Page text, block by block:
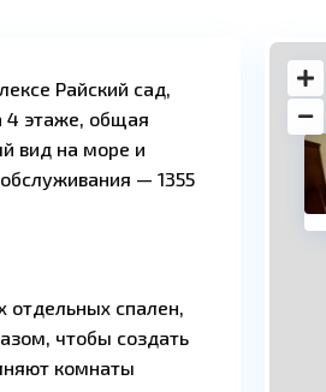
Райский сад,
4 этаже, общая
вид на море и
— 1355
отдельных спален,
чтобы создать
комнаты